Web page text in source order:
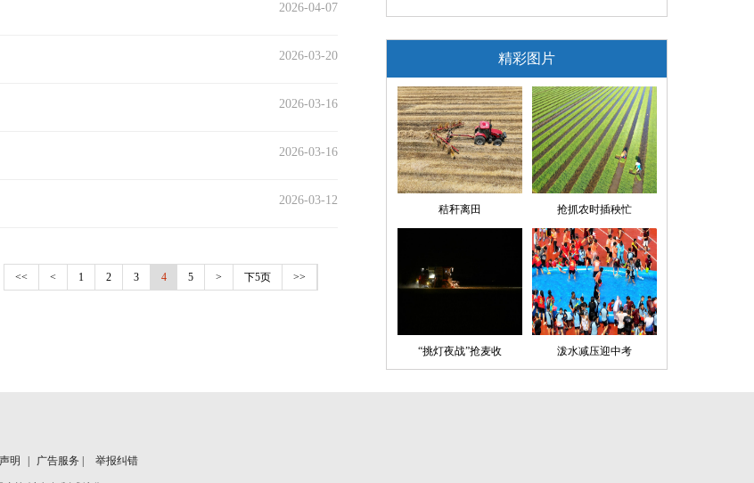
2026-04-07
2026-03-20
2026-03-16
2026-03-16
2026-03-12
<< < 1 2 3 4 5 > 下5页 >>
精彩图片
秸秆离田 抢抓农时插秧忙
“挑灯夜战”抢麦收 泼水减压迎中考
明 广告服务 | 举报纠错